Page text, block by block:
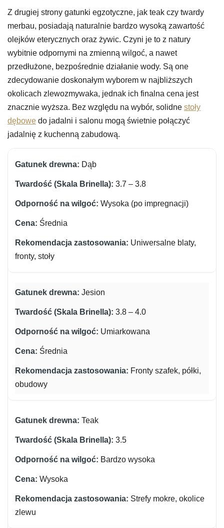
Z drugiej strony gatunki egzotyczne, jak teak czy twardy
merbau, posiadają naturalnie bardzo wysoką zawartość
olejków eterycznych oraz żywic. Czyni je to z natury
wybitnie odpornymi na zmienną wilgoć, a nawet
przedłużone, bezpośrednie działanie wody. Są one
zdecydowanie doskonałym wyborem w najbliższych
okolicach zlewozmywaka, jednak ich finalna cena jest
znacznie wyższa. Bez względu na wybór, solidne stoły
dębowe do jadalni i salonu mogą świetnie połączyć
jadalnię z kuchenną zabudową.
Dąb
3.7 – 3.8
Wysoka (po impregnacji)
Średnia
Uniwersalne blaty,
fronty, stoły
Jesion
3.8 – 4.0
Umiarkowana
Średnia
Fronty szafek, półki,
obudowy
Teak
3.5
Bardzo wysoka
Wysoka
Strefy mokre, okolice
zlewu